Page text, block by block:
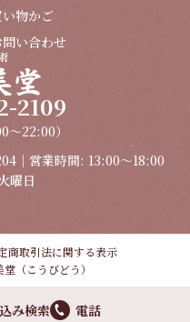
い物かご
問い合わせ
2109
～22:00）
｜営業時間: 13:00～18:00
曜日
商取引法に関する表示
（こうびどう）
み検索 電話